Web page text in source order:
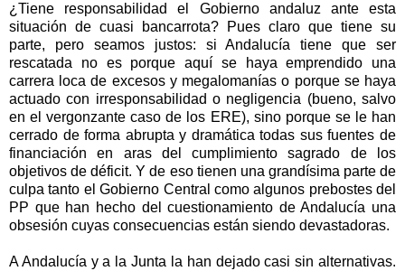
¿Tiene responsabilidad el Gobierno andaluz ante esta
situación de cuasi bancarrota? Pues claro que tiene su
parte, pero seamos justos: si Andalucía tiene que ser
rescatada no es porque aquí se haya emprendido una
carrera loca de excesos y megalomanías o porque se haya
actuado con irresponsabilidad o negligencia (bueno, salvo
en el vergonzante caso de los ERE), sino porque se le han
cerrado de forma abrupta y dramática todas sus fuentes de
financiación en aras del cumplimiento sagrado de los
objetivos de déficit. Y de eso tienen una grandísima parte de
culpa tanto el Gobierno Central como algunos prebostes del
PP que han hecho del cuestionamiento de Andalucía una
obsesión cuyas consecuencias están siendo devastadoras.
A Andalucía y a la Junta la han dejado casi sin alternativas.